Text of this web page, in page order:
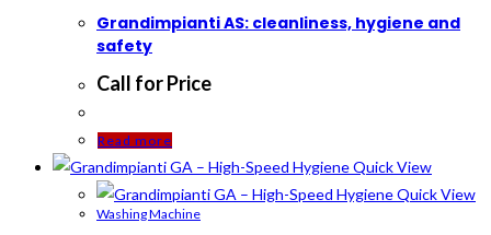
Grandimpianti AS: cleanliness, hygiene and
safety
Call for Price
Read more
Quick View
Quick View
Washing Machine